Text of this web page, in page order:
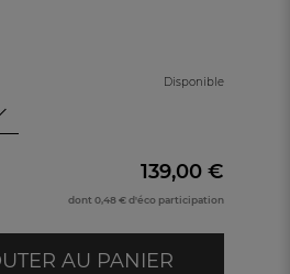
Disponible
139,00 €
dont 0,48 € d'éco participation
AU PANIER